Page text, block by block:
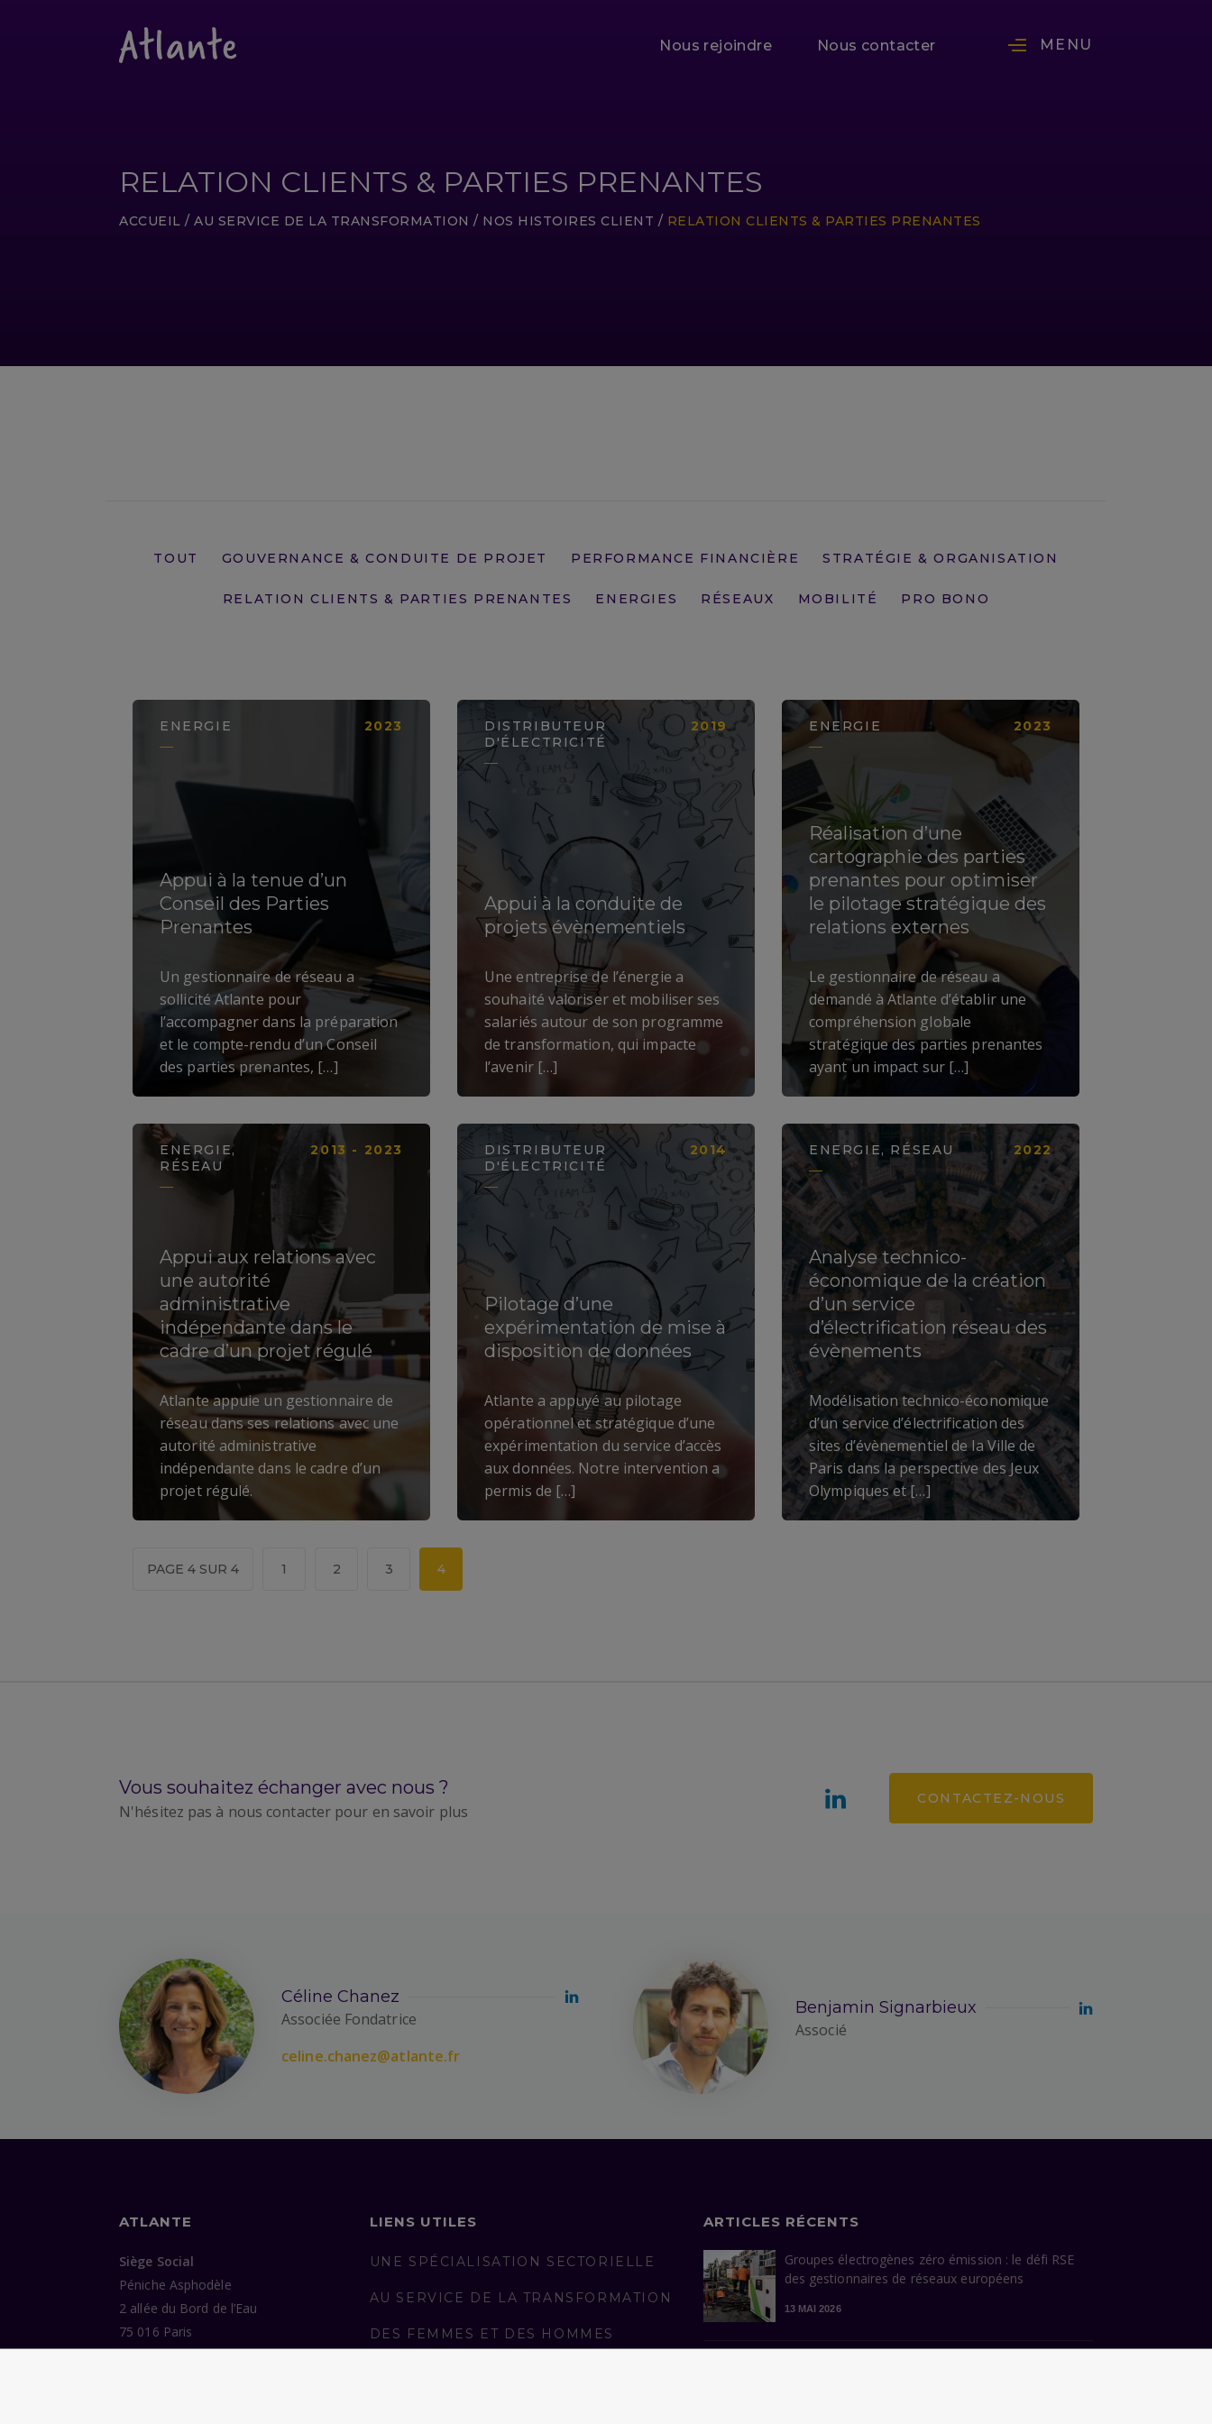
Nous rejoindre Nous contacter MENU
RELATION CLIENTS & PARTIES PRENANTES
ACCUEIL / AU SERVICE DE LA TRANSFORMATION / NOS HISTOIRES CLIENT / RELATION CLIENTS & PARTIES PRENANTES
TOUT GOUVERNANCE & CONDUITE DE PROJET PERFORMANCE FINANCIÈRE STRATÉGIE & ORGANISATION
RELATION CLIENTS & PARTIES PRENANTES ENERGIES RÉSEAUX MOBILITÉ PRO BONO
ENERGIE 2023
Appui à la tenue d’un
Conseil des Parties
Prenantes​
Un gestionnaire de réseau a
sollicité Atlante pour
l’accompagner dans la préparation
et le compte-rendu d’un Conseil
des parties prenantes, […]
DISTRIBUTEUR
D'ÉLECTRICITÉ
2019
Appui à la conduite de
projets évènementiels
Une entreprise de l’énergie a
souhaité valoriser et mobiliser ses
salariés autour de son programme
de transformation, qui impacte
l’avenir […]
ENERGIE 2023
Réalisation d’une
cartographie des parties
prenantes pour optimiser
le pilotage stratégique des
relations externes
Le gestionnaire de réseau a
demandé à Atlante d’établir une
compréhension globale
stratégique des parties prenantes
ayant un impact sur […]
ENERGIE,
RÉSEAU
2013 - 2023
Appui aux relations avec
une autorité
administrative
indépendante dans le
cadre d’un projet régulé
Atlante appuie un gestionnaire de
réseau dans ses relations avec une
autorité administrative
indépendante dans le cadre d’un
projet régulé.
LIRE LA SUITE
DISTRIBUTEUR
D'ÉLECTRICITÉ
2014
Pilotage d’une
expérimentation de mise à
disposition de données
Atlante a appuyé au pilotage
opérationnel et stratégique d’une
expérimentation du service d’accès
aux données. Notre intervention a
permis de […]
LIRE LA SUITE
ENERGIE, RÉSEAU 2022
Analyse technico-
économique de la création
d’un service
d’électrification réseau des
évènements
Modélisation technico-économique
d’un service d’électrification des
sites d’évènementiel de la Ville de
Paris dans la perspective des Jeux
Olympiques et […]
LIRE LA SUITE
PAGE 4 SUR 4 1 2 3 4
Vous souhaitez échanger avec nous ?
N'hésitez pas à nous contacter pour en savoir plus
CONTACTEZ-NOUS
Céline Chanez
Associée Fondatrice
celine.chanez@atlante.fr
Benjamin Signarbieux
Associé
ATLANTE
Siège Social
Péniche Asphodèle
2 allée du Bord de l’Eau
75 016 Paris
LIENS UTILES
UNE SPÉCIALISATION SECTORIELLE
AU SERVICE DE LA TRANSFORMATION
DES FEMMES ET DES HOMMES
ARTICLES RÉCENTS
Groupes électrogènes zéro émission : le défi RSE
des gestionnaires de réseaux européens
13 MAI 2026